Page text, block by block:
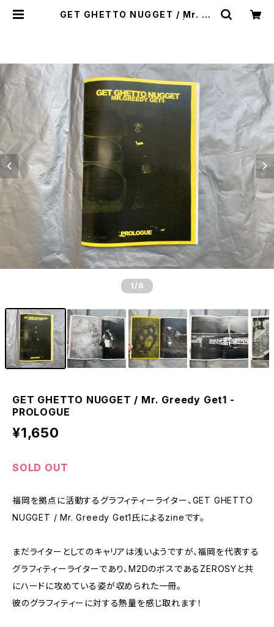
GET GHETTO NUGGET / Mr. Gr
1 /6
GET GHETTO NUGGET / Mr. Greedy Get1 -
PROLOGUE
¥1,650
SOLD OUT
福岡を拠点に活動するグラフィティーライター、GET GHETTO
NUGGET / Mr. Greedy Get1氏によるzineです。
まだライターとしてのキャリアは浅いようですが、福岡を代表する
グラフィティーライターであり、M2DのボスであるZEROSYと共
にハードに攻めている姿が収められた一冊。
彼のグラフィティーに対する熱量を感じ取れます！